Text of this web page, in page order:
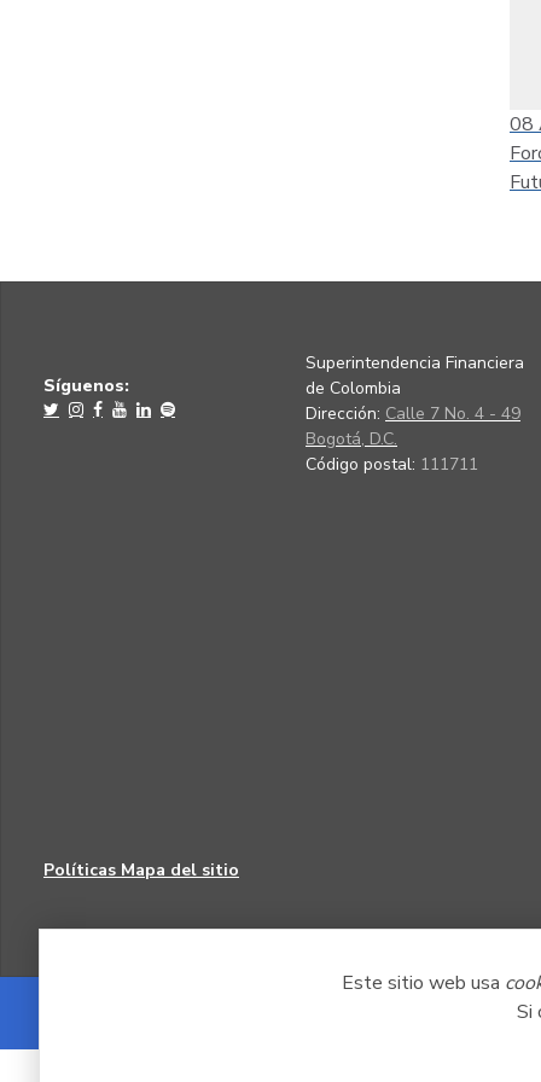
Este sitio web usa
Si
08
Síguenos:
Superintendencia Financiera
de Colombia
Dirección: Calle 7 No. 4 - 49
Bogotá, D.C.
Código postal: 111711
Políticas Mapa del sitio